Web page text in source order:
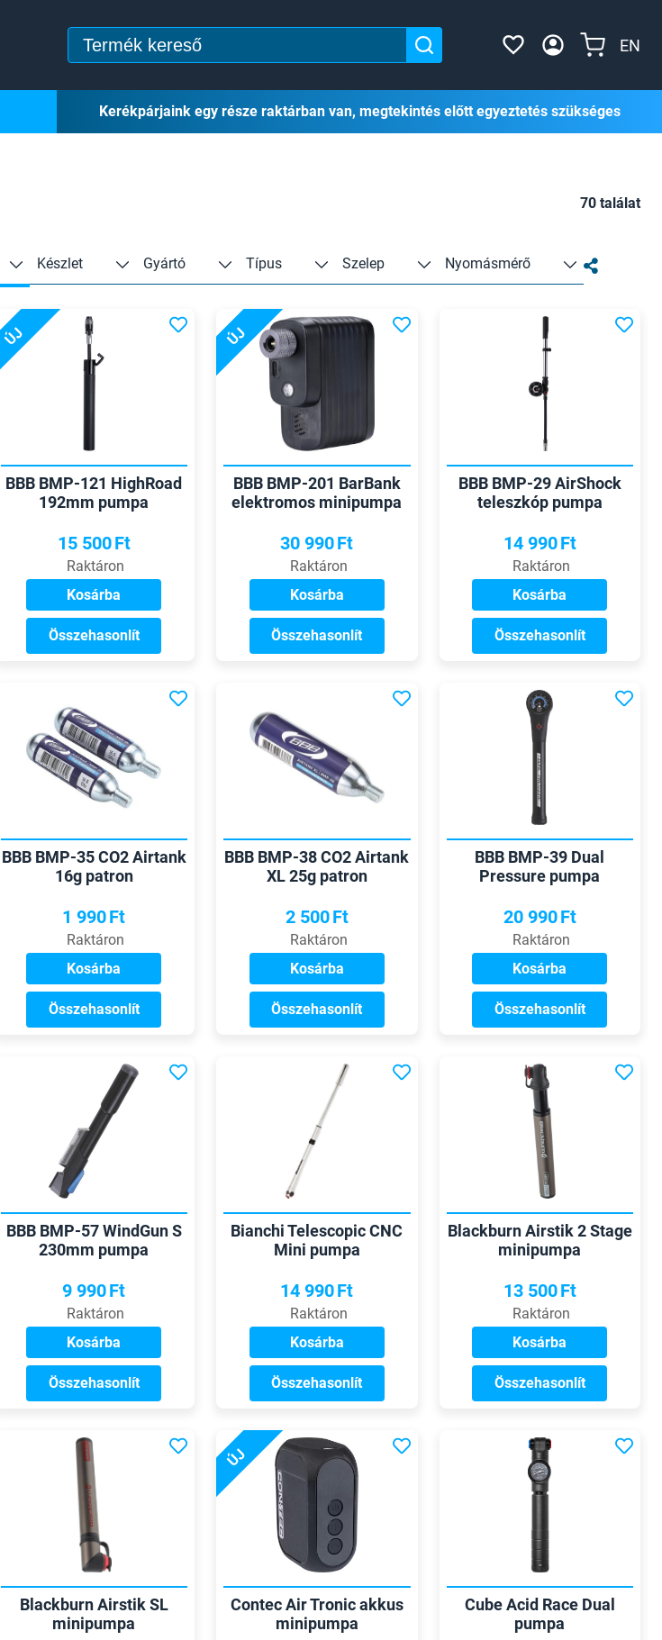
EN
Kerékpárjaink egy része raktárban van, megtekintés előtt egyeztetés szükséges
70 találat
Készlet Gyártó Típus Szelep Nyomásmérő
ÚJ
BBB BMP-121 HighRoad
192mm pumpa
15 500Ft
Raktáron
Kosárba
Összehasonlít
ÚJ
BBB BMP-201 BarBank
elektromos minipumpa
30 990Ft
Raktáron
Kosárba
Összehasonlít
BBB BMP-29 AirShock
teleszkóp pumpa
14 990Ft
Raktáron
Kosárba
Összehasonlít
BBB BMP-35 CO2 Airtank
16g patron
1 990Ft
Raktáron
Kosárba
Összehasonlít
BBB BMP-38 CO2 Airtank
XL 25g patron
2 500Ft
Raktáron
Kosárba
Összehasonlít
BBB BMP-39 Dual
Pressure pumpa
20 990Ft
Raktáron
Kosárba
Összehasonlít
BBB BMP-57 WindGun S
230mm pumpa
9 990Ft
Raktáron
Kosárba
Összehasonlít
Bianchi Telescopic CNC
Mini pumpa
14 990Ft
Raktáron
Kosárba
Összehasonlít
Blackburn Airstik 2 Stage
minipumpa
13 500Ft
Raktáron
Kosárba
Összehasonlít
Blackburn Airstik SL
minipumpa
ÚJ
Contec Air Tronic akkus
minipumpa
Cube Acid Race Dual
pumpa